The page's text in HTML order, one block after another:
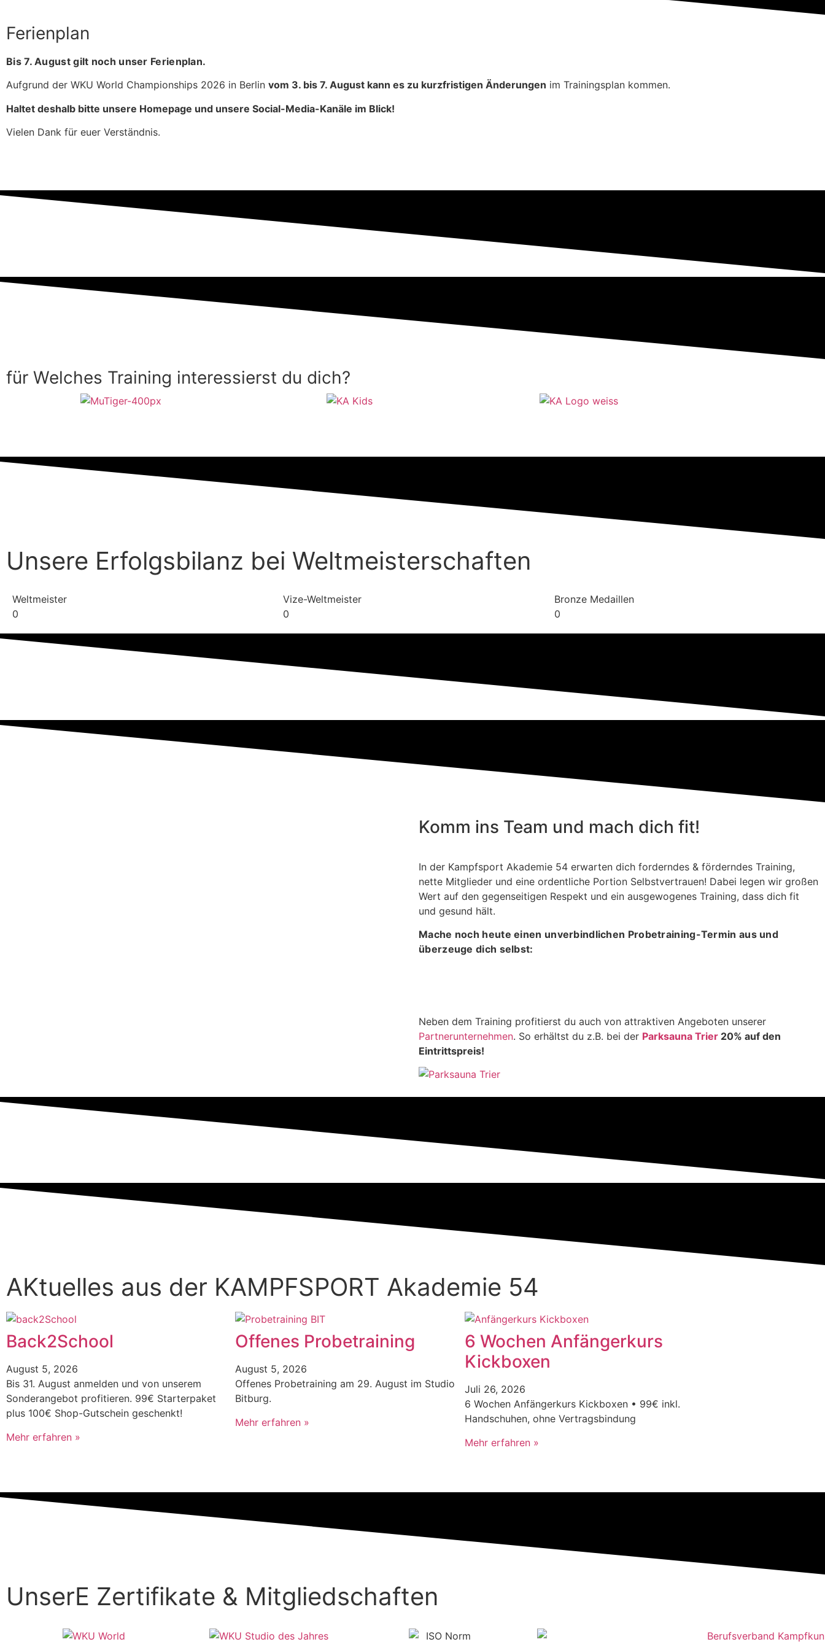
Ferienplan
Bis 7. August gilt noch unser Ferienplan.
Aufgrund der WKU World Championships 2026 in Berlin vom 3. bis 7. August kann es zu kurzfristigen Änderungen im Trainingsplan kommen.
Haltet deshalb bitte unsere Homepage und unsere Social-Media-Kanäle im Blick!
Vielen Dank für euer Verständnis.
für Welches Training interessierst du dich?
Unsere Erfolgsbilanz bei Weltmeisterschaften
Weltmeister
0
Vize-Weltmeister
0
Bronze Medaillen
0
Komm ins Team und mach dich fit!
In der Kampfsport Akademie 54 erwarten dich forderndes & förderndes Training,
nette Mitglieder und eine ordentliche Portion Selbstvertrauen! Dabei legen wir großen
Wert auf den gegenseitigen Respekt und ein ausgewogenes Training, dass dich fit
und gesund hält.
Mache noch heute einen unverbindlichen Probetraining-Termin aus und
überzeuge dich selbst:
Neben dem Training profitierst du auch von attraktiven Angeboten unserer
Partnerunternehmen. So erhältst du z.B. bei der Parksauna Trier 20% auf den
Eintrittspreis!
AKtuelles aus der KAMPFSPORT Akademie 54
Back2School
August 5, 2026
Bis 31. August anmelden und von unserem
Sonderangebot profitieren. 99€ Starterpaket
plus 100€ Shop-Gutschein geschenkt!
Mehr erfahren »
Offenes Probetraining
August 5, 2026
Offenes Probetraining am 29. August im Studio
Bitburg.
Mehr erfahren »
6 Wochen Anfängerkurs
Kickboxen
Juli 26, 2026
6 Wochen Anfängerkurs Kickboxen • 99€ inkl.
Handschuhen, ohne Vertragsbindung
Mehr erfahren »
UnserE Zertifikate & Mitgliedschaften